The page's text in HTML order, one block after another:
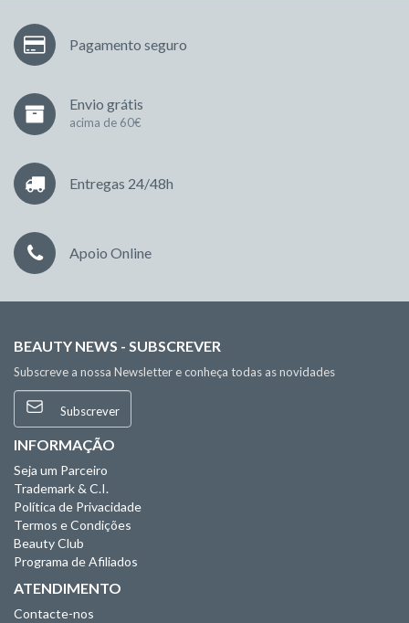
Pagamento seguro
Envio grátis
acima de 60€
Entregas 24/48h
Apoio Online
BEAUTY NEWS - SUBSCREVER
Subscreve a nossa Newsletter e conheça todas as novidades
Subscrever
INFORMAÇÃO
Seja um Parceiro
Trademark & C.I.
Política de Privacidade
Termos e Condições
Beauty Club
Programa de Afiliados
ATENDIMENTO
Contacte-nos